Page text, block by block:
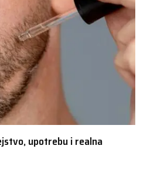
upotrebu i realna